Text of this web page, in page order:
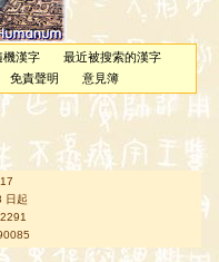
機漢字
最近被搜索的漢字
免責聲明 意見簿
日起